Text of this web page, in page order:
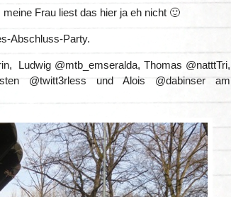
Frau liest das hier ja eh nicht 🙂
Abschluss-Party.
Ludwig @mtb_emseralda, Thomas @natttTri,
@twitt3rless und Alois @dabinser am